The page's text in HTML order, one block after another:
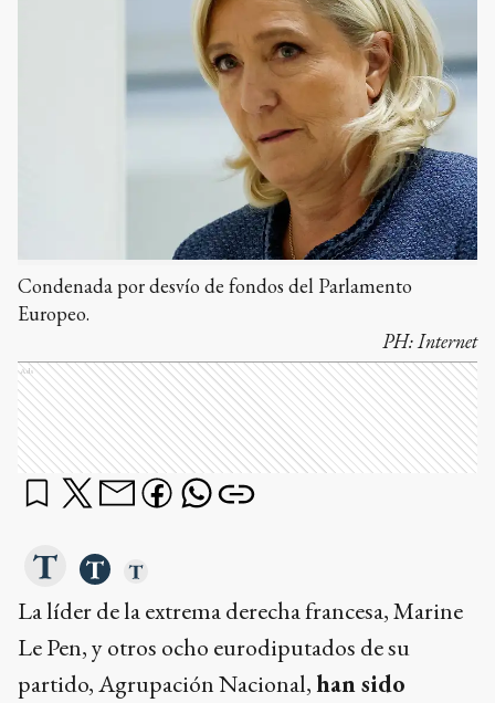
Condenada por desvío de fondos del Parlamento
Europeo.
PH:Internet
Ads
La líder de la extrema derecha francesa, Marine
Le Pen, y otros ocho eurodiputados de su
partido, Agrupación Nacional,han sido